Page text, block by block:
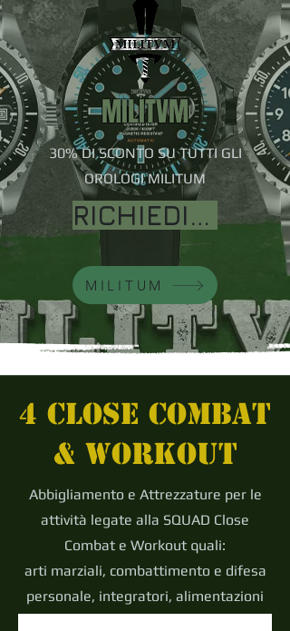
MILITVM
30% DI SCONTO SU TUTTI GLI
OROLOGI MILITUM
RICHIEDI IL COUPON
MILITUM
4 CLOSE COMBAT
& WORKOUT
Abbigliamento e Attrezzature per le
attività legate alla SQUAD Close
Combat e Workout quali:
arti marziali, combattimento e difesa
personale, integratori, alimentazioni